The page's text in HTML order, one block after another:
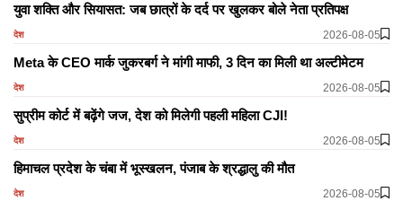
युवा शक्ति और सियासत: जब छात्रों के दर्द पर खुलकर बोले नेता प्रतिपक्ष
देश 2026-08-05
Meta के CEO मार्क जुकरबर्ग ने मांगी माफी, 3 दिन का मिली था अल्टीमेटम
देश 2026-08-05
सुप्रीम कोर्ट में बढ़ेंगे जज, देश को मिलेगी पहली महिला CJI!
देश 2026-08-05
हिमाचल प्रदेश के चंबा में भूस्खलन, पंजाब के श्रद्धालु की मौत
देश 2026-08-05